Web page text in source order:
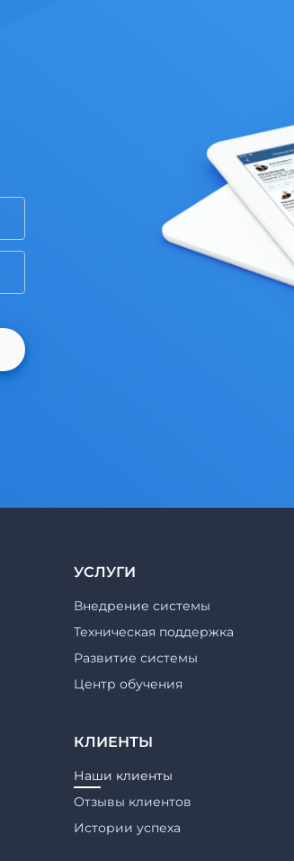
УСЛУГИ
Внедрение системы
Техническая поддержка
Развитие системы
Центр обучения
КЛИЕНТЫ
Наши клиенты
Отзывы клиентов
Истории успеха